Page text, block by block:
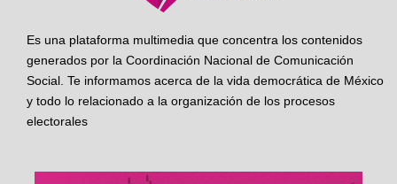
Es una plataforma multimedia que concentra los contenidos
generados por la Coordinación Nacional de Comunicación
Social. Te informamos acerca de la vida democrática de México
y todo lo relacionado a la organización de los procesos
electorales